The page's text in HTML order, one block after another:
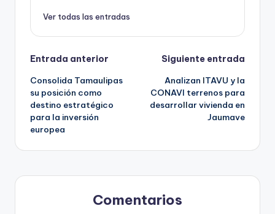
Ver todas las entradas
Navegación
de
entradas
Entrada anterior
Consolida Tamaulipas
su posición como
destino estratégico
para la inversión
europea
Siguiente entrada
Analizan ITAVU y la
CONAVI terrenos para
desarrollar vivienda en
Jaumave
Comentarios